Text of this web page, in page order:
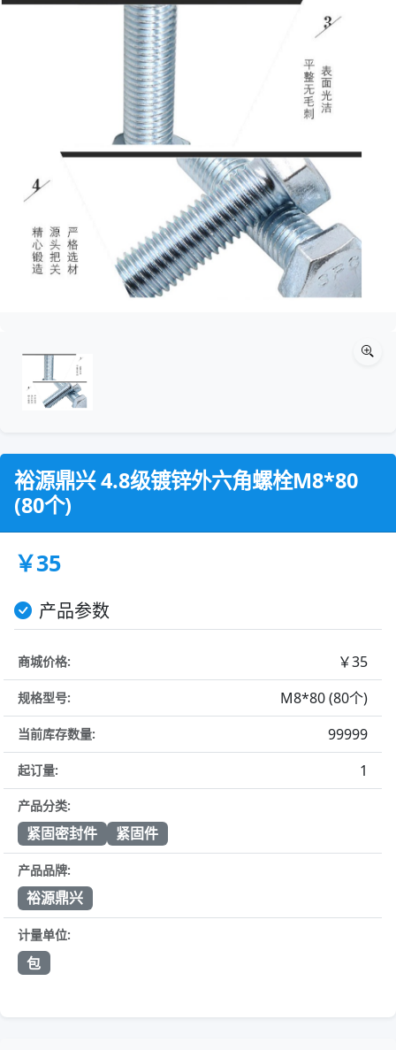
裕源鼎兴 4.8级镀锌外六角螺栓M8*80
(80个)
￥35
产品参数
商城价格: ￥35
规格型号: M8*80 (80个)
当前库存数量: 99999
起订量: 1
产品分类:
紧固密封件 紧固件
产品品牌:
裕源鼎兴
计量单位:
包